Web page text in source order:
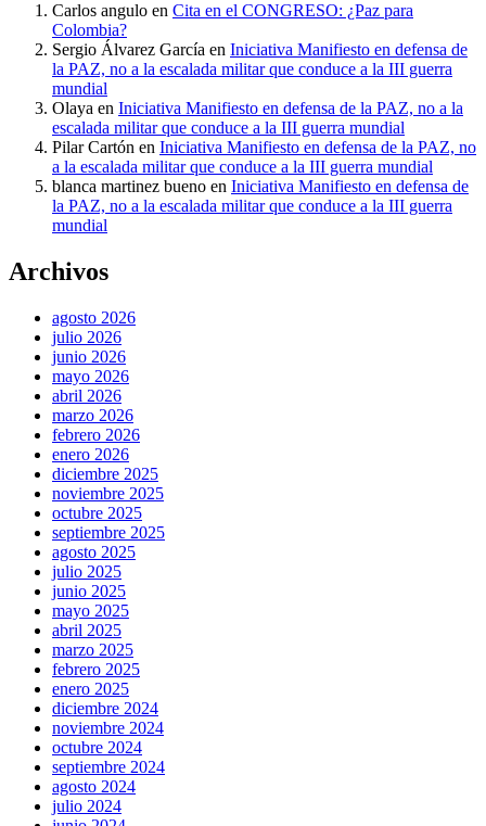
Carlos angulo en Cita en el CONGRESO: ¿Paz para
Colombia?
Sergio Álvarez García en Iniciativa Manifiesto en defensa de
la PAZ, no a la escalada militar que conduce a la III guerra
mundial
Olaya en Iniciativa Manifiesto en defensa de la PAZ, no a la
escalada militar que conduce a la III guerra mundial
Pilar Cartón en Iniciativa Manifiesto en defensa de la PAZ, no
a la escalada militar que conduce a la III guerra mundial
blanca martinez bueno en Iniciativa Manifiesto en defensa de
la PAZ, no a la escalada militar que conduce a la III guerra
mundial
Archivos
agosto 2026
julio 2026
junio 2026
mayo 2026
abril 2026
marzo 2026
febrero 2026
enero 2026
diciembre 2025
noviembre 2025
octubre 2025
septiembre 2025
agosto 2025
julio 2025
junio 2025
mayo 2025
abril 2025
marzo 2025
febrero 2025
enero 2025
diciembre 2024
noviembre 2024
octubre 2024
septiembre 2024
agosto 2024
julio 2024